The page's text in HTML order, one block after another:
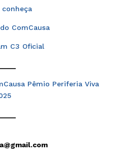
conheça
ComCausa
C3 Oficial